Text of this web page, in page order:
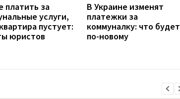
платить за
услуги,
пустует:
юристов
В Украине изменят
платежки за
коммуналку: что будет
по-новому